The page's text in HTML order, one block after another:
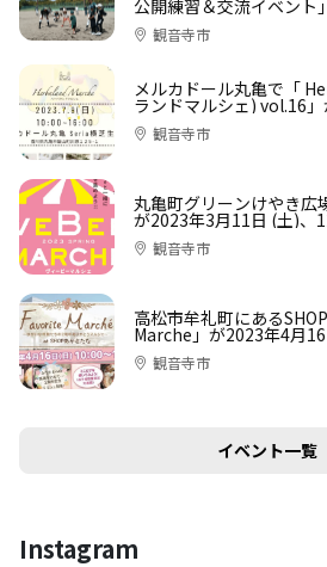
公開練習＆交流イベント
開催！申込は2月25日 (水)
観音寺市
メルカドール丸亀で「
ランドマルシェ) vol.16
催 観音寺市
丸亀町グリーンけやき広
が2023年3月11日 (土)、
観音寺市
高松市牟礼町にある
Marche」が2023年4月
観音寺市
イベント一覧
Instagram